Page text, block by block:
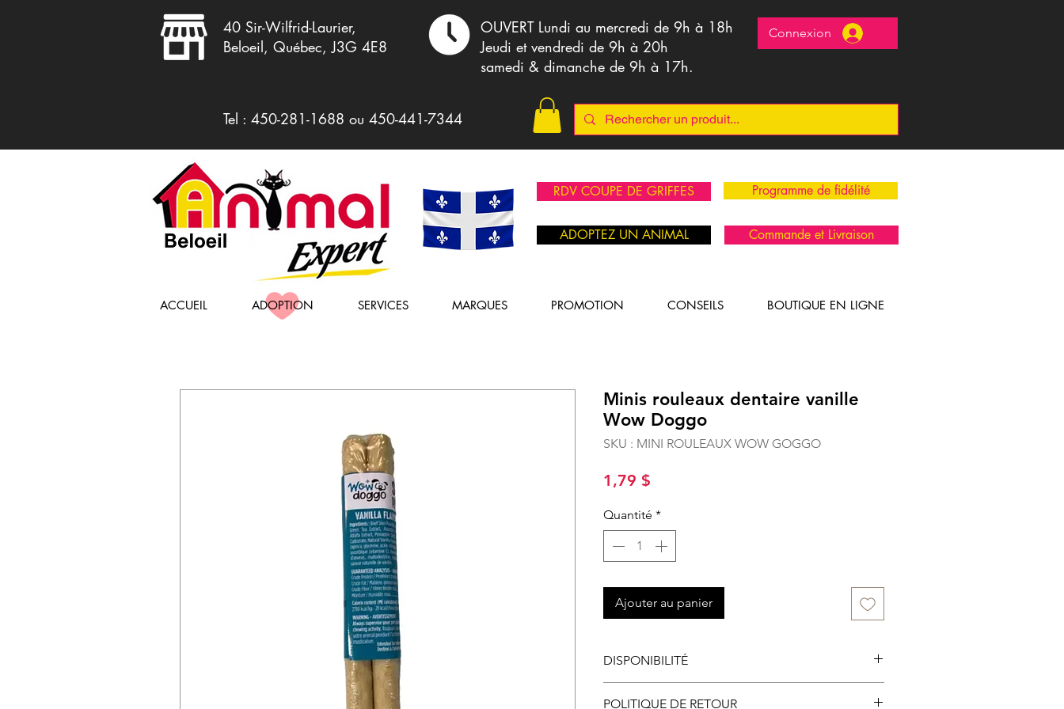
40 Sir-Wilfrid-Laurier,
Beloeil, Québec, J3G 4E8
OUVERT Lundi au mercredi de 9h à 18h
Jeudi et vendredi de 9h à 20h
samedi & dimanche de 9h à 17h.
Connexion
Tel : 450-281-1688 ou 450-441-7344
RDV COUPE DE GRIFFES Programme de fidélité
ADOPTEZ UN ANIMAL Commande et Livraison
ACCUEIL ADOPTION SERVICES MARQUES PROMOTION CONSEILS BOUTIQUE EN LIGNE
Minis rouleaux dentaire vanille
Wow Doggo
SKU : MINI ROULEAUX WOW GOGGO
1,79 $
Quantité *
Ajouter au panier
DISPONIBILITÉ
POLITIQUE DE RETOUR